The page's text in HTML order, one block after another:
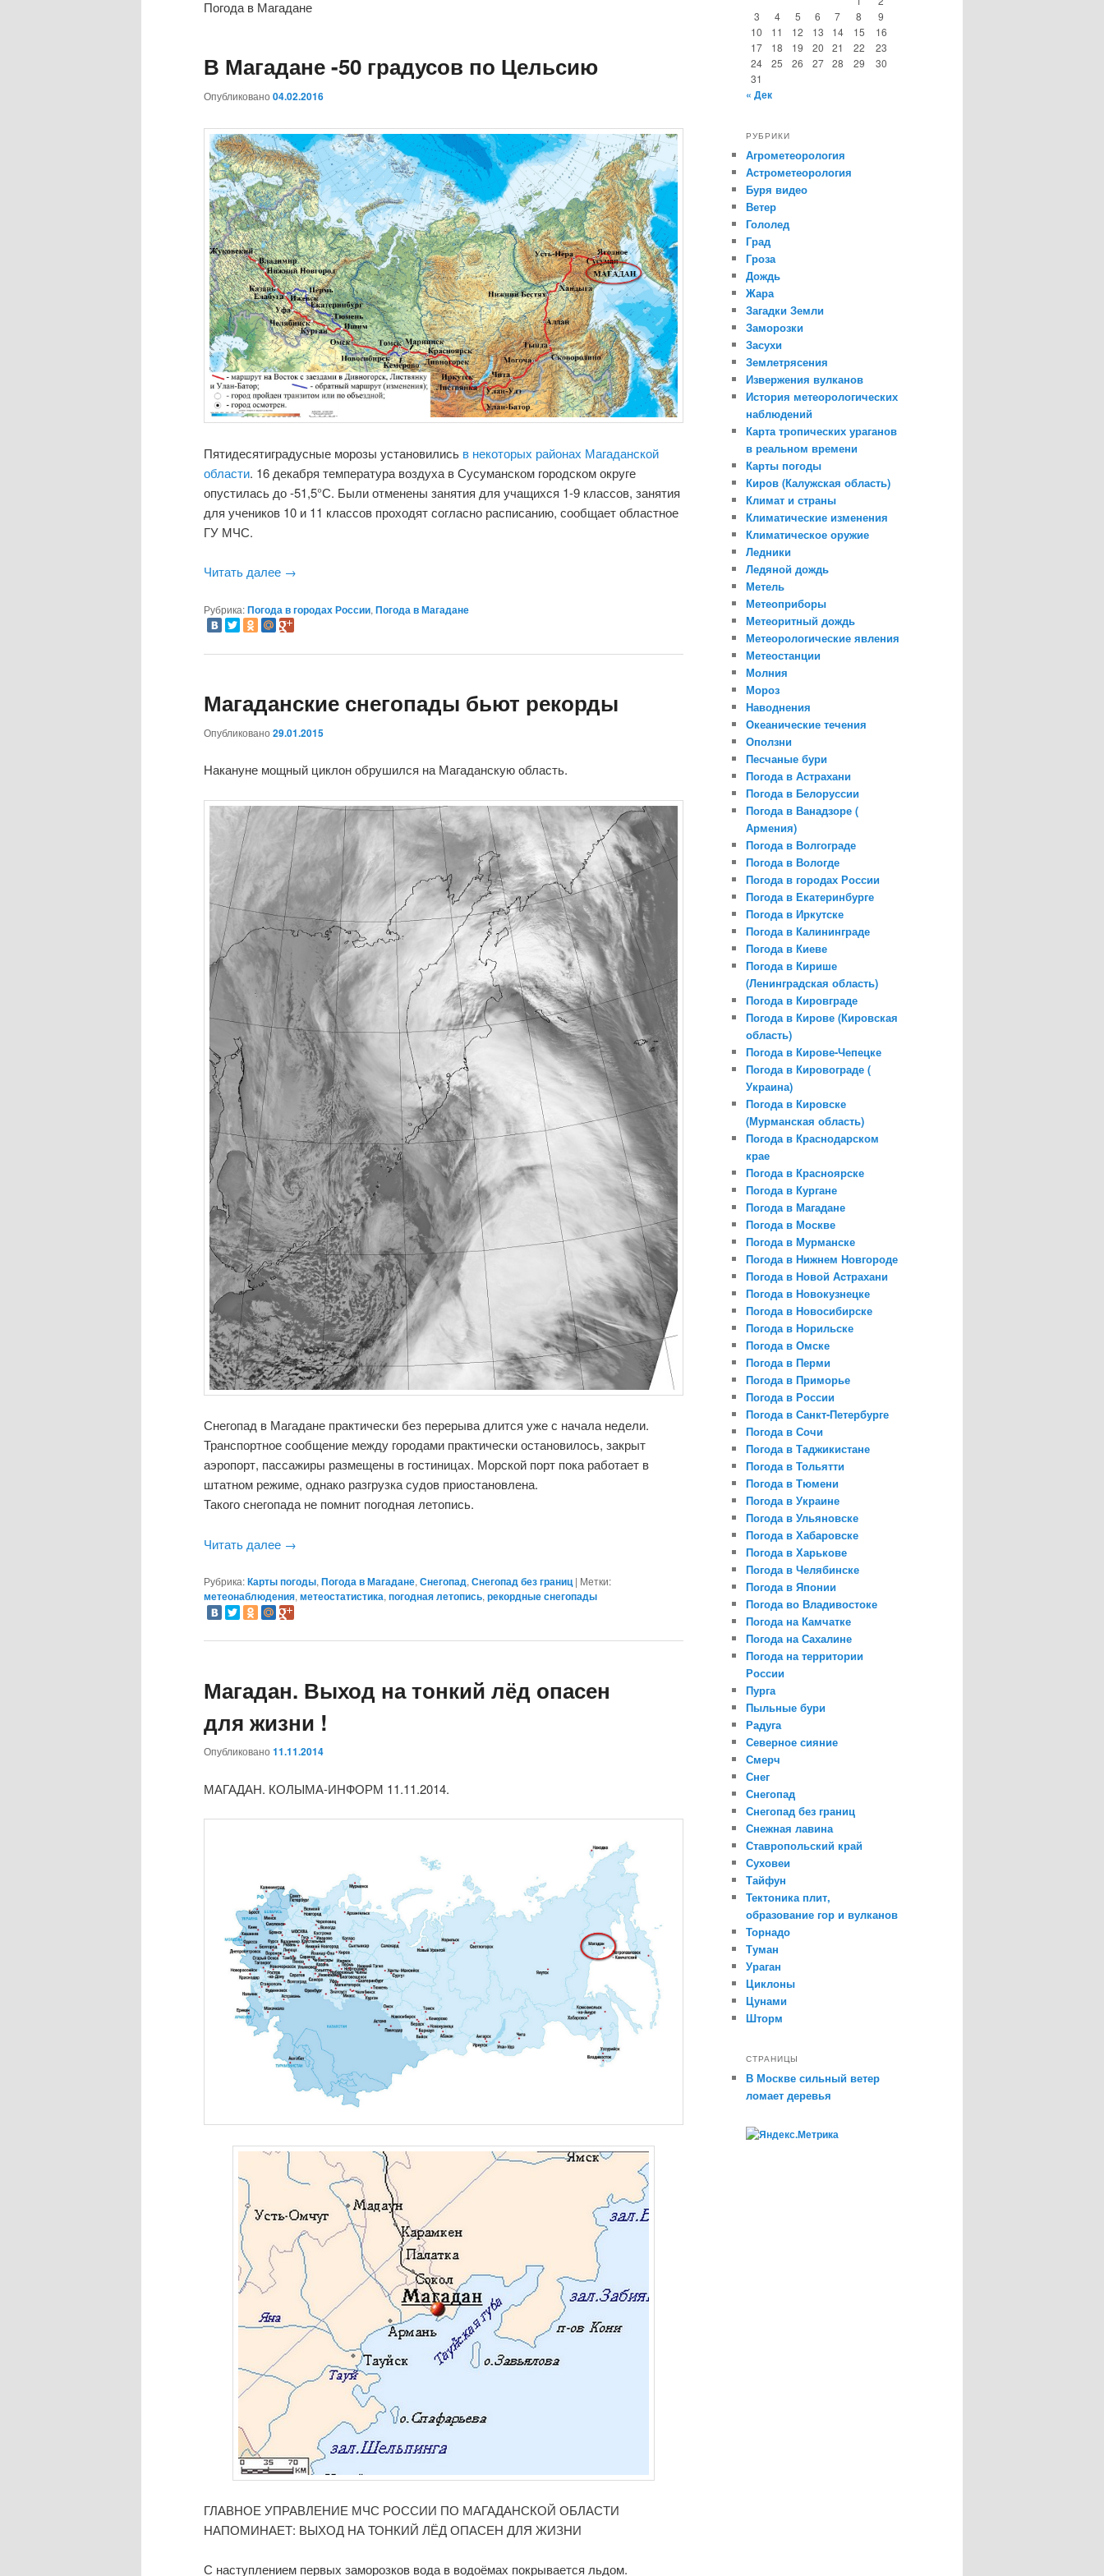
Погода в Магадане
В Магадане -50 градусов по Цельсию
Опубликовано 04.02.2016
Пятидесятиградусные морозы установились в некоторых районах Магаданской
области. 16 декабря температура воздуха в Сусуманском городском округе
опустилась до -51,5°С. Были отменены занятия для учащихся 1-9 классов, занятия
для учеников 10 и 11 классов проходят согласно расписанию, сообщает областное
ГУ МЧС.
Читать далее →
Рубрика:Погода в городах России, Погода в Магадане
Магаданские снегопады бьют рекорды
Опубликовано 29.01.2015
Накануне мощный циклон обрушился на Магаданскую область.
Снегопад в Магадане практически без перерыва длится уже с начала недели.
Транспортное сообщение между городами практически остановилось, закрыт
аэропорт, пассажиры размещены в гостиницах. Морской порт пока работает в
штатном режиме, однако разгрузка судов приостановлена.
Такого снегопада не помнит погодная летопись.
Читать далее →
Рубрика:Карты погоды, Погода в Магадане, Снегопад, Снегопад без границ | Метки:
метеонаблюдения, метеостатистика, погодная летопись, рекордные снегопады
Магадан. Выход на тонкий лёд опасен
для жизни !
Опубликовано 11.11.2014
МАГАДАН. КОЛЫМА-ИНФОРМ 11.11.2014.
ГЛАВНОЕ УПРАВЛЕНИЕ МЧС РОССИИ ПО МАГАДАНСКОЙ ОБЛАСТИ
НАПОМИНАЕТ: ВЫХОД НА ТОНКИЙ ЛЁД ОПАСЕН ДЛЯ ЖИЗНИ
С наступлением первых заморозков вода в водоёмах покрывается льдом.
3
4 5 6 7 8
9
10
11 12 13 14 15
16
17
18 19 20 21 22
23
24
25 26 27 28 29
30
31
« Дек
РУБРИКИ
Агрометеорология
Астрометеорология
Буря видео
Ветер
Гололед
Град
Гроза
Дождь
Жара
Загадки Земли
Заморозки
Засухи
Землетрясения
Извержения вулканов
История метеорологических
наблюдений
Карта тропических ураганов
в реальном времени
Карты погоды
Киров (Калужская область)
Климат и страны
Климатические изменения
Климатическое оружие
Ледники
Ледяной дождь
Метель
Метеоприборы
Метеоритный дождь
Метеорологические явления
Метеостанции
Молния
Мороз
Наводнения
Океанические течения
Оползни
Песчаные бури
Погода в Астрахани
Погода в Белоруссии
Погода в Ванадзоре (
Армения)
Погода в Волгограде
Погода в Вологде
Погода в городах России
Погода в Екатеринбурге
Погода в Иркутске
Погода в Калининграде
Погода в Киеве
Погода в Кирише
(Ленинградская область)
Погода в Кировграде
Погода в Кирове (Кировская
область)
Погода в Кирове-Чепецке
Погода в Кировограде (
Украина)
Погода в Кировске
(Мурманская область)
Погода в Краснодарском
крае
Погода в Красноярске
Погода в Кургане
Погода в Магадане
Погода в Москве
Погода в Мурманске
Погода в Нижнем Новгороде
Погода в Новой Аcтрахани
Погода в Новокузнецке
Погода в Новосибирске
Погода в Норильске
Погода в Омске
Погода в Перми
Погода в Приморье
Погода в России
Погода в Санкт-Петербурге
Погода в Сочи
Погода в Таджикистане
Погода в Тольятти
Погода в Тюмени
Погода в Украине
Погода в Ульяновске
Погода в Хабаровске
Погода в Харькове
Погода в Челябинске
Погода в Японии
Погода во Владивостоке
Погода на Камчатке
Погода на Сахалине
Погода на территории
России
Пурга
Пыльные бури
Радуга
Северное сияние
Смерч
Снег
Снегопад
Снегопад без границ
Снежная лавина
Ставропольский край
Суховеи
Тайфун
Тектоника плит,
образование гор и вулканов
Торнадо
Туман
Ураган
Циклоны
Цунами
Шторм
СТРАНИЦЫ
В Москве сильный ветер
ломает деревья